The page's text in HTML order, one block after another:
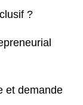
?
et demande